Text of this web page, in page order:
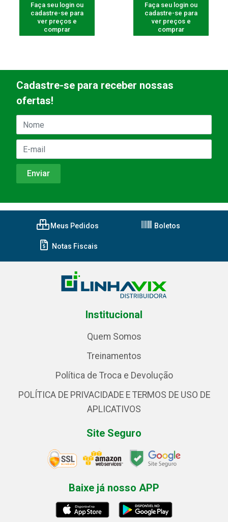
Faça seu login ou
cadastre-se para
ver preços e
comprar
Faça seu login ou
cadastre-se para
ver preços e
comprar
Cadastre-se para receber nossas
ofertas!
Meus Pedidos Boletos
Notas Fiscais
Institucional
Quem Somos
Treinamentos
Política de Troca e Devolução
POLÍTICA DE PRIVACIDADE E TERMOS DE USO DE
APLICATIVOS
Site Seguro
Baixe já nosso APP